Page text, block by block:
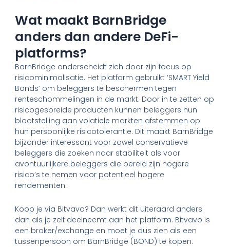
Wat maakt BarnBridge
anders dan andere DeFi-
platforms?
BarnBridge onderscheidt zich door zijn focus op
risicominimalisatie. Het platform gebruikt ‘SMART Yield
Bonds’ om beleggers te beschermen tegen
renteschommelingen in de markt. Door in te zetten op
risicogespreide producten kunnen beleggers hun
blootstelling aan volatiele markten afstemmen op
hun persoonlijke risicotolerantie. Dit maakt BarnBridge
bijzonder interessant voor zowel conservatieve
beleggers die zoeken naar stabiliteit als voor
avontuurlijkere beleggers die bereid zijn hogere
risico’s te nemen voor potentieel hogere
rendementen.
Koop je via Bitvavo? Dan werkt dit uiteraard anders
dan als je zelf deelneemt aan het platform. Bitvavo is
een broker/exchange en moet je dus zien als een
tussenpersoon om BarnBridge (BOND) te kopen.